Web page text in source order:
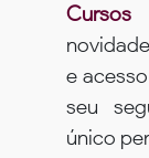
e
seu
único